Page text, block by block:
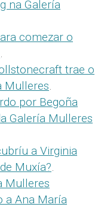
na Galería
comezar o
.
trae o
Mulleres.
por Begoña
Galería Mulleres
a Virginia
Muxía?.
Mulleres
a Ana María